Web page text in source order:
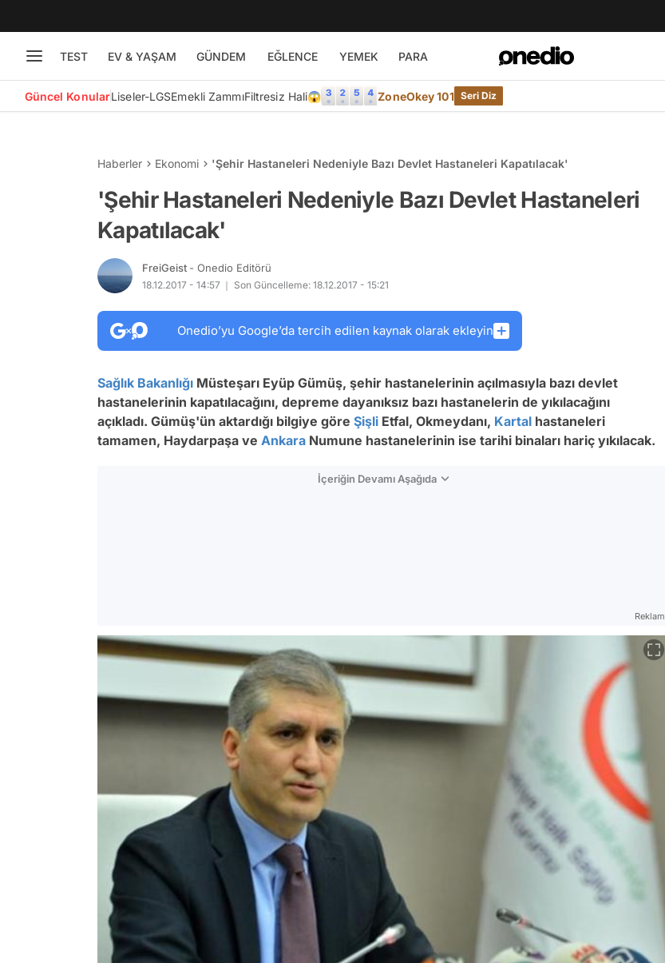
TEST EV & YAŞAM GÜNDEM EĞLENCE YEMEK PARA
Güncel KonularLiseler-LGSEmekli ZammıFiltresiz Hali😱 ZoneOkey 101 Seri Diz
Haberler Ekonomi 'Şehir Hastaneleri Nedeniyle Bazı Devlet Hastaneleri Kapatılacak'
'Şehir Hastaneleri Nedeniyle Bazı Devlet Hastaneleri
Kapatılacak'
FreiGeist - Onedio Editörü
18.12.2017 - 14:57 Son Güncelleme: 18.12.2017 - 15:21
Onedio’yu Google’da tercih edilen kaynak olarak ekleyin
Sağlık Bakanlığı Müsteşarı Eyüp Gümüş, şehir hastanelerinin açılmasıyla bazı devlet
hastanelerinin kapatılacağını, depreme dayanıksız bazı hastanelerin de yıkılacağını
açıkladı. Gümüş'ün aktardığı bilgiye göre Şişli Etfal, Okmeydanı, Kartal hastaneleri
tamamen, Haydarpaşa ve Ankara Numune hastanelerinin ise tarihi binaları hariç yıkılacak.
İçeriğin Devamı Aşağıda
Reklam